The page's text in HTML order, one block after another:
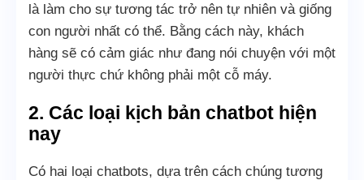
là làm cho sự tương tác trở nên tự nhiên và giống
con người nhất có thể. Bằng cách này, khách
hàng sẽ có cảm giác như đang nói chuyện với một
người thực chứ không phải một cỗ máy.
2. Các loại kịch bản chatbot hiện
nay
Có hai loại chatbots, dựa trên cách chúng tương